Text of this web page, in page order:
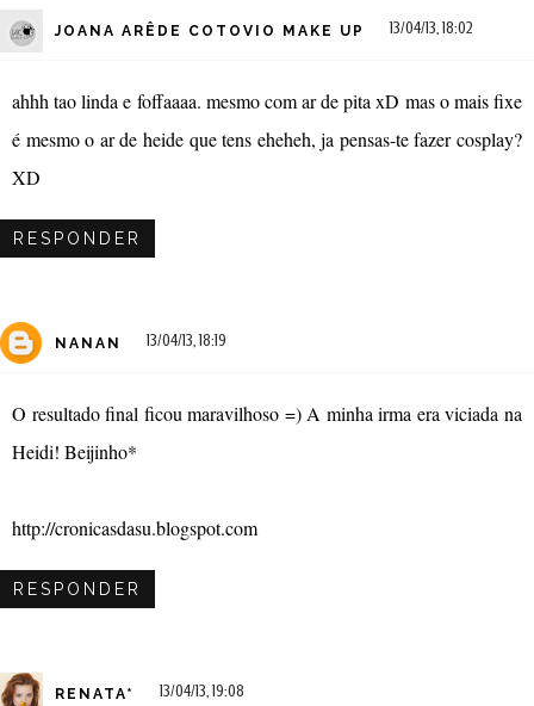
JOANA ARÊDE COTOVIO MAKE UP 13/04/13, 18:02
ahhh tao linda e foffaaaa. mesmo com ar de pita xD mas o mais fixe
é mesmo o ar de heide que tens eheheh, ja pensas-te fazer cosplay?
XD
RESPONDER
NANAN 13/04/13, 18:19
O resultado final ficou maravilhoso =) A minha irma era viciada na
Heidi! Beijinho*
http://cronicasdasu.blogspot.com
RESPONDER
RENATA* 13/04/13, 19:08